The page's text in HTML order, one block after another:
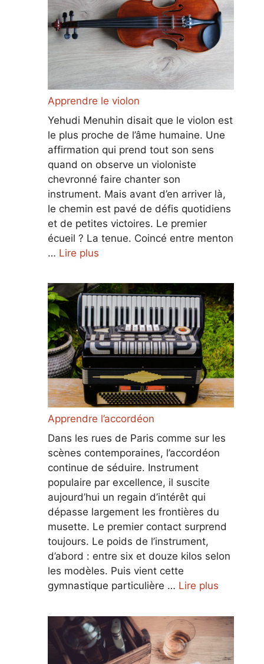
Apprendre le violon
Yehudi Menuhin disait que le violon est
le plus proche de l’âme humaine. Une
affirmation qui prend tout son sens
quand on observe un violoniste
chevronné faire chanter son
instrument. Mais avant d’en arriver là,
le chemin est pavé de défis quotidiens
et de petites victoires. Le premier
écueil ? La tenue. Coincé entre menton
… Lire plus
Apprendre l’accordéon
Dans les rues de Paris comme sur les
scènes contemporaines, l’accordéon
continue de séduire. Instrument
populaire par excellence, il suscite
aujourd’hui un regain d’intérêt qui
dépasse largement les frontières du
musette. Le premier contact surprend
toujours. Le poids de l’instrument,
d’abord : entre six et douze kilos selon
les modèles. Puis vient cette
gymnastique particulière … Lire plus